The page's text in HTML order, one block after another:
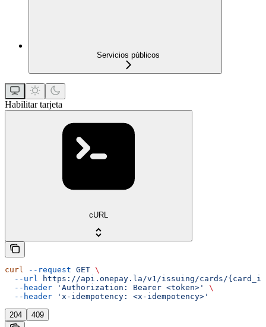
Servicios públicos
Habilitar tarjeta
cURL
curl --request GET \
  --url
https://api.onepay.la/v1/issuing/cards/
  --header
'Authorization: Bearer <token>'
\
  --header
'x-idempotency: <x-idempotency>'
204 409